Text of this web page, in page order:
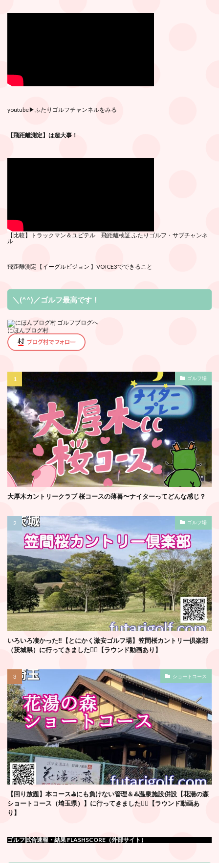
youtube▶︎ふたりゴルフチャンネルをみる
【飛距離測定】は超大事！
【比較】トラックマン＆ユピテル 飛距離検証ふたりゴルフ・サブチ ャンネ
ル
飛距離測定 【イーグルビジョン 】VOICE3でできること
＼(^^)／ゴルフ最高です！
にほんブログ村
ゴルフ場
大厚木カントリークラブ 桜コースの薄暮〜ナイターってどんな感じ？
ゴルフ場
いろいろ凄かった‼️【とにかく激安ゴルフ場】笠間桜カントリー倶楽部
（茨城県）に行ってきました🏌️‍♂️【ラウンド動画あり】
ショートコース
【回り放題】本コース⛳️にも負けない管理＆♨️温泉施設併設【花湯の森
ショートコース（埼玉県）】に行ってきました🏌️‍♂️【ラウンド動画あ
り】
ゴルフ試合速報・結果 FLASHSCORE（外部サイト）